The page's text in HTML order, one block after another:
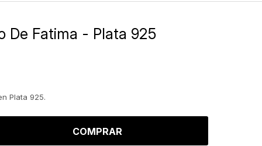
De Fatima - Plata 925
Plata 925.
COMPRAR